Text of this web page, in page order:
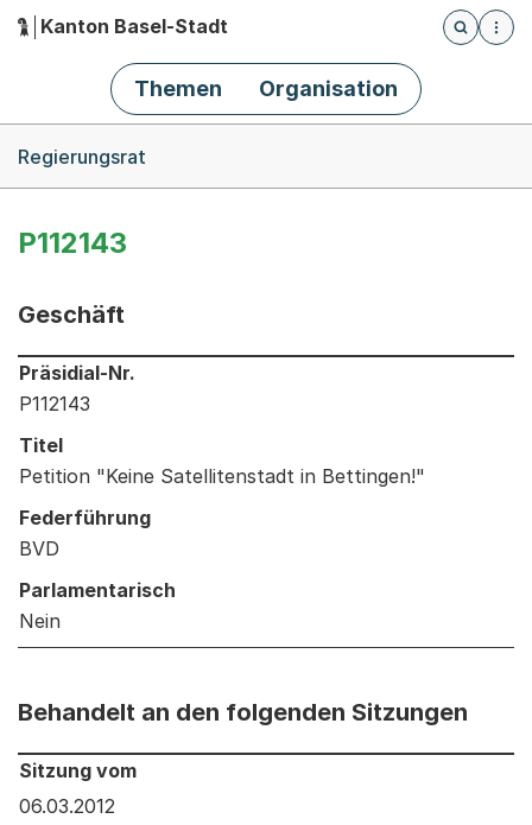
Hauptnavigation
Kanton Basel-Stadt
Öffnet
Themen Organisation
Regierungsrat
P112143
Geschäft
Informationen zum Ausgewählten Geschäft
Präsidial-Nr.
P112143
Titel
Petition "Keine Satellitenstadt in Bettingen!"
Federführung
BVD
Parlamentarisch
Nein
Behandelt an den folgenden Sitzungen
Behandelt an den folgenden Sitzungen: Informationen
Sitzung vom
06.03.2012